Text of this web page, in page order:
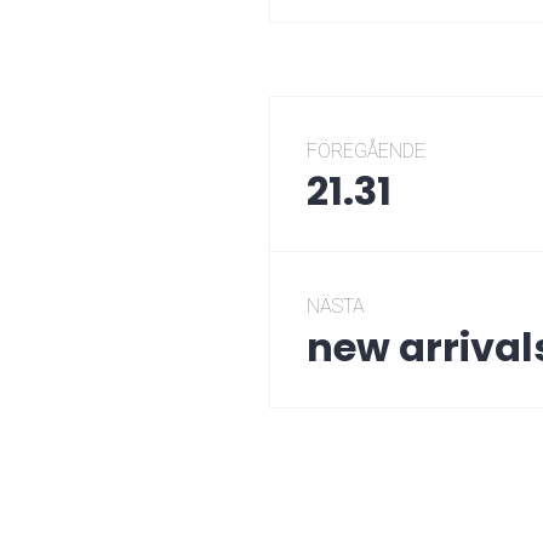
FÖREGÅENDE
Föregående
21.31
NÄSTA
Nästa
new